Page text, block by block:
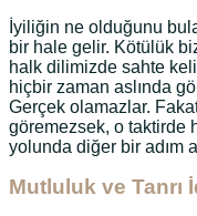
İyiliğin ne olduğunu
bir hale gelir. Kötülük
halk dilimizde sahte
hiçbir zaman aslında
Gerçek olamazlar.
göremezsek, o taktirde
yolunda diğer bir adım
Mutluluk ve Tanrı